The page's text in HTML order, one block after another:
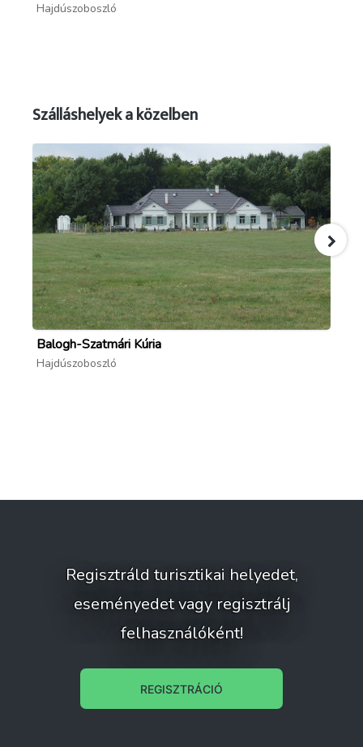
Hajdúszoboszló
Szálláshelyek a közelben
Balogh-Szatmári Kúria
Hajdúszoboszló
Regisztráld turisztikai helyedet,
eseményedet vagy regisztrálj
felhasználóként!
REGISZTRÁCIÓ